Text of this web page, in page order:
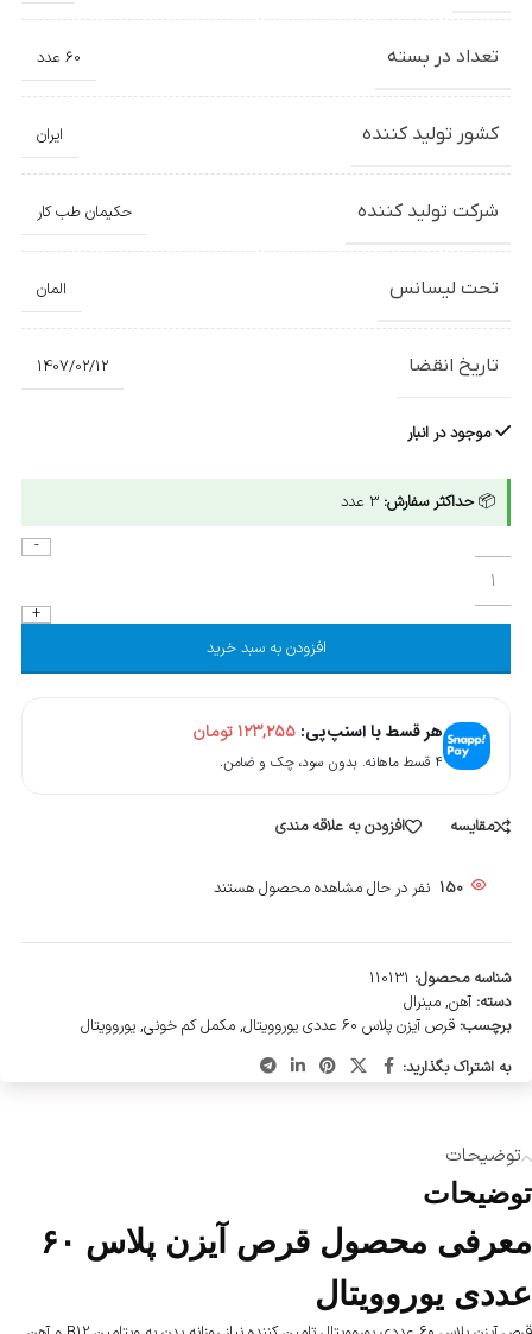
تعداد در بسته 60 عدد
کشور تولید کننده ایران
شرکت تولید کننده حکیمان طب کار
تحت لیسانس المان
تاریخ انقضا 1407/02/12
موجود در انبار
📦حداکثر سفارش:
افزودن به سبد خرید
هر قسط با اسنپ‌پی: ۱۲۳,۲۵۵ تومان
۴ قسط ماهانه. بدون سود، چک و ضامن.
مقایسه افزودن به علاقه مندی
150 نفر در حال مشاهده محصول هستند
شناسه محصول: 110131
دسته: آهن, مینرال
برچسب: قرص آیزن پلاس ۶۰ عددی یوروویتال , مکمل کم خونی, یوروویتال
به اشتراک بگذارید:
توضیحات
توضیحات
معرفی محصول قرص آیزن پلاس ۶۰
عددی یوروویتال